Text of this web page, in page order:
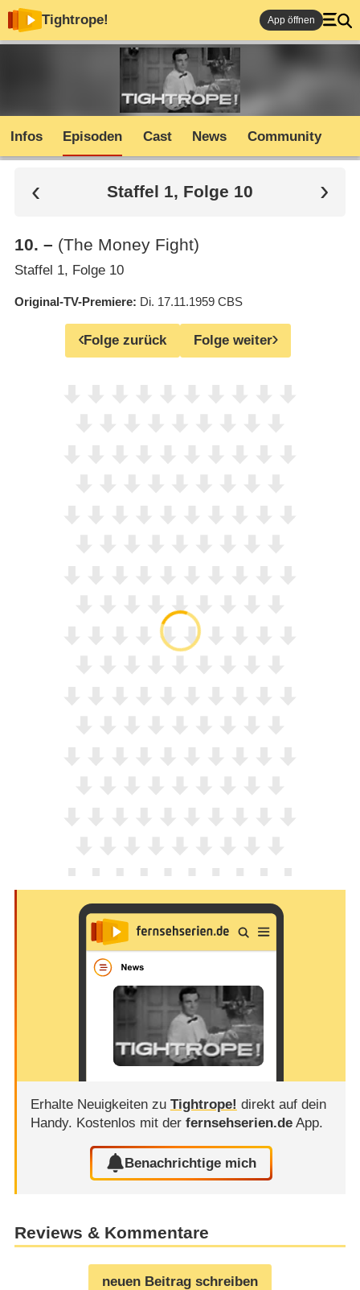
Tightrope! App öffnen
Infos Episoden Cast News Community
Staffel 1, Folge 10
10. – (The Money Fight)
Staffel 1, Folge 10
Original-TV-Premiere Di. 17.11.1959 CBS
Folge zurück Folge weiter
Erhalte Neuigkeiten zu Tightrope! direkt auf dein
Handy. Kostenlos mit der fernsehserien.deApp.
Benachrichtige mich
Reviews & Kommentare
neuen Beitrag schreiben